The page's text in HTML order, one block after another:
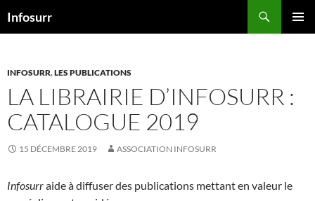
auInfosurr
INFOSURR,LES PUBLICATIONS
LA LIBRAIRIE D’INFOSURR :
CATALOGUE 2019
15 DÉCEMBRE 2019 ASSOCIATION INFOSURR
Infosurraide à diffuser des publications mettant en valeur le